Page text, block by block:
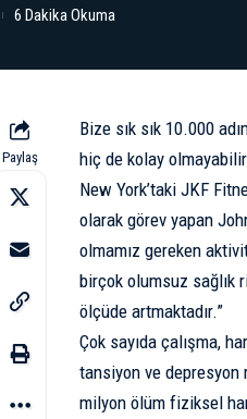
6 Dakika Okuma
Paylaş
Bize sık sık 10.000
hiç de kolay
New York’taki JKF
olarak görev yapan
olmamız gereken
birçok olumsuz sağlık
ölçüde artmaktadır.”
Çok sayıda çalışma,
tansiyon ve depresyon
milyon ölüm fiziksel